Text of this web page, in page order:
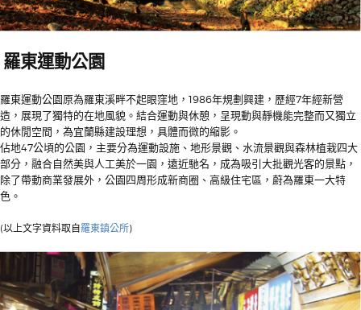
羅東運動公園
羅東運動公園原為羅東溪畔不起眼窪地，1986年規劃興建，歷經7年經新營
造，展現了獨特的在地風貌。結合運動與休憩，呈現動與靜機能完整而又獨立
的休閒空間，為宜蘭縣建設理想，具體而微的縮影。
佔地47公頃的公園，主要分為運動設施、地形景觀、水流景觀與森林植栽四大
部分，融合自然美與人工美於一園，遠近馳名，成為吸引大批觀光客的景點，
除了帶動商業發展外，公園四周形成新商圈、高級住宅區，蔚為羅東一大特
色。
(以上文字資料取自羅東鎮公所)